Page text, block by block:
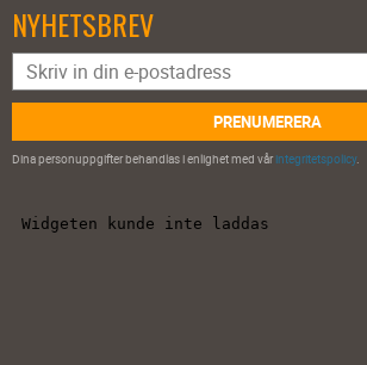
NYHETSBREV
PRENUMERERA
Dina personuppgifter behandlas i enlighet med vårintegritetspolicy.